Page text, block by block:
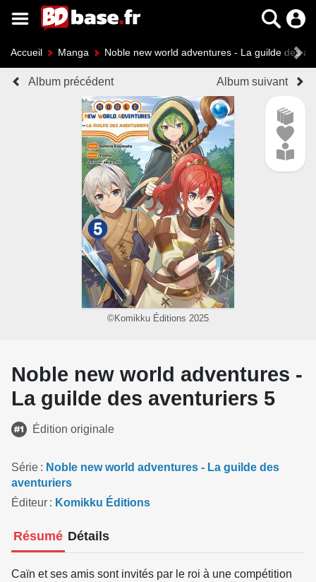
Accueil Manga Noble new world adventures - La guilde des
Album précédent Album suivant
©Komikku Éditions 2025
Noble new world adventures -
La guilde des aventuriers 5
Édition originale
Série
Noble new world adventures - La guilde des
aventuriers
Éditeur
Komikku Éditions
Résumé Détails
Caïn et ses amis sont invités par le roi à une compétition